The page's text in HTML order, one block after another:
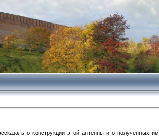
о конструкции этой антенны и о полученных им